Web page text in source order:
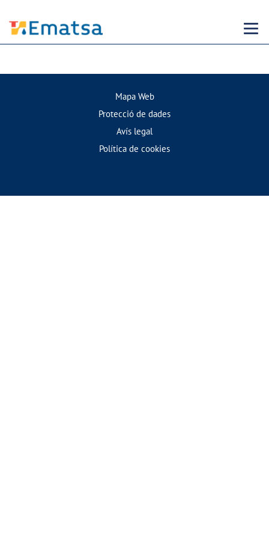
Menu
Mapa Web
Protecció de dades
Avís legal
Política de cookies